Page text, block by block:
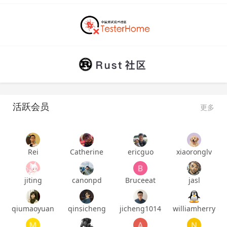
活跃会员 更多
Rei Catherine ericguo xiaoronglv
jiting canonpd Bruceeat jasl
qiumaoyuan qinsicheng jicheng1014 williamherry